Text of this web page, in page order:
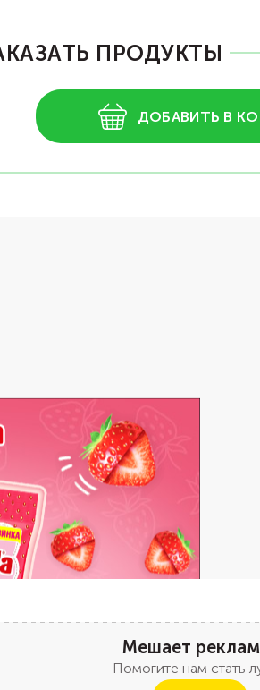
ПРОДУКТЫ
ДОБАВИТЬ В
Мешает
Помогите нам стать